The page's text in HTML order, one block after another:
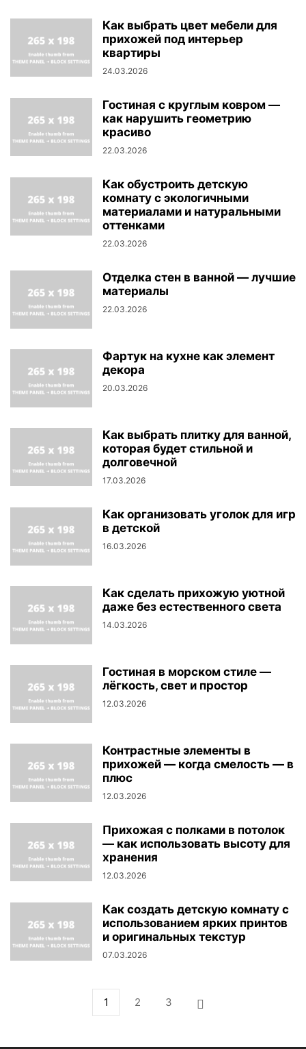
Как выбрать цвет мебели для
прихожей под интерьер
квартиры
24.03.2026
Гостиная с круглым ковром —
как нарушить геометрию
красиво
22.03.2026
Как обустроить детскую
комнату с экологичными
материалами и натуральными
оттенками
22.03.2026
Отделка стен в ванной — лучшие
материалы
22.03.2026
Фартук на кухне как элемент
декора
20.03.2026
Как выбрать плитку для ванной,
которая будет стильной и
долговечной
17.03.2026
Как организовать уголок для игр
в детской
16.03.2026
Как сделать прихожую уютной
даже без естественного света
14.03.2026
Гостиная в морском стиле —
лёгкость, свет и простор
12.03.2026
Контрастные элементы в
прихожей — когда смелость — в
плюс
12.03.2026
Прихожая с полками в потолок
— как использовать высоту для
хранения
12.03.2026
Как создать детскую комнату с
использованием ярких принтов
и оригинальных текстур
07.03.2026
1 2 3